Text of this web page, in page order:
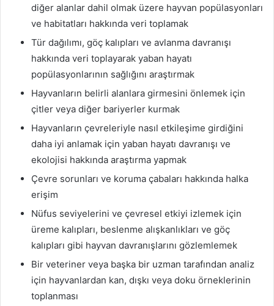
diğer alanlar dahil olmak üzere hayvan popülasyonları
ve habitatları hakkında veri toplamak
Tür dağılımı, göç kalıpları ve avlanma davranışı
hakkında veri toplayarak yaban hayatı
popülasyonlarının sağlığını araştırmak
Hayvanların belirli alanlara girmesini önlemek için
çitler veya diğer bariyerler kurmak
Hayvanların çevreleriyle nasıl etkileşime girdiğini
daha iyi anlamak için yaban hayatı davranışı ve
ekolojisi hakkında araştırma yapmak
Çevre sorunları ve koruma çabaları hakkında halka
erişim
Nüfus seviyelerini ve çevresel etkiyi izlemek için
üreme kalıpları, beslenme alışkanlıkları ve göç
kalıpları gibi hayvan davranışlarını gözlemlemek
Bir veteriner veya başka bir uzman tarafından analiz
için hayvanlardan kan, dışkı veya doku örneklerinin
toplanması